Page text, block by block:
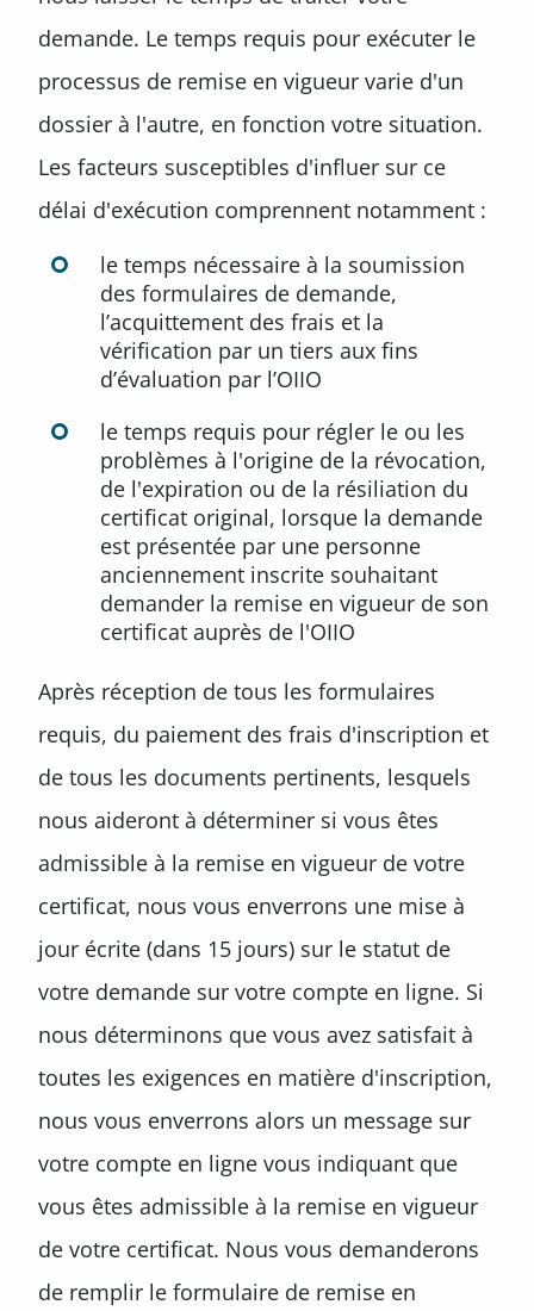
demande. Le temps requis pour exécuter le
processus de remise en vigueur varie d'un
dossier à l'autre, en fonction votre situation.
Les facteurs susceptibles d'influer sur ce
délai d'exécution comprennent notamment :
le temps nécessaire à la soumission
des formulaires de demande,
l’acquittement des frais et la
vérification par un tiers aux fins
d’évaluation par l’OIIO
le temps requis pour régler le ou les
problèmes à l'origine de la révocation,
de l'expiration ou de la résiliation du
certificat original, lorsque la demande
est présentée par une personne
anciennement inscrite souhaitant
demander la remise en vigueur de son
certificat auprès de l'OIIO
Après réception de tous les formulaires
requis, du paiement des frais d'inscription et
de tous les documents pertinents, lesquels
nous aideront à déterminer si vous êtes
admissible à la remise en vigueur de votre
certificat, nous vous enverrons une mise à
jour écrite (dans 15 jours) sur le statut de
votre demande sur votre compte en ligne. Si
nous déterminons que vous avez satisfait à
toutes les exigences en matière d'inscription,
nous vous enverrons alors un message sur
votre compte en ligne vous indiquant que
vous êtes admissible à la remise en vigueur
de votre certificat. Nous vous demanderons
de remplir le formulaire de remise en